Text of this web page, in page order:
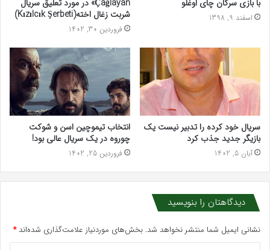
با بازی سرکان چای اوغلو
اسفند 9, 1398
Çağlayan» در مورد تعلیق سریال
شربت زغال اخته(Kızılcık Şerbeti)
فروردین 30, 1402
سریال خود کرده را تدبیر نیست یک
بازیگر جدید جذب کرد
آبان 5, 1402
انتخاب تیموچین اسن و شوکت
چوروه در یک سریال عالی بود!
فروردین 25, 1402
دیدگاهتان را بنویسید
نشانی ایمیل شما منتشر نخواهد شد. بخش‌های موردنیاز علامت‌گذاری شده‌اند*